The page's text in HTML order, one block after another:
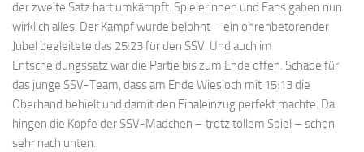
der zweite Satz hart umkämpft. Spielerinnen und Fans gaben nun
wirklich alles. Der Kampf wurde belohnt – ein ohrenbetörender
Jubel begleitete das 25:23 für den SSV. Und auch im
Entscheidungssatz war die Partie bis zum Ende offen. Schade für
das junge SSV-Team, dass am Ende Wiesloch mit 15:13 die
Oberhand behielt und damit den Finaleinzug perfekt machte. Da
hingen die Köpfe der SSV-Mädchen – trotz tollem Spiel – schon
sehr nach unten.